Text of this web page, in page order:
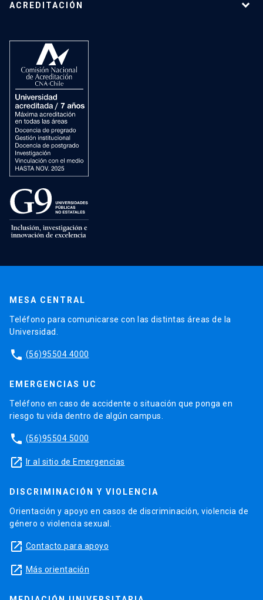
ACREDITACIÓN
MESA CENTRAL
Teléfono para comunicarse con las distintas áreas de la
Universidad.
phone (56)95504 4000
EMERGENCIAS UC
Teléfono en caso de accidente o situación que ponga en
riesgo tu vida dentro de algún campus.
phone (56)95504 5000
launch Ir al sitio de Emergencias
DISCRIMINACIÓN Y VIOLENCIA
Orientación y apoyo en casos de discriminación, violencia de
género o violencia sexual.
launch Contacto para apoyo
launch Más orientación